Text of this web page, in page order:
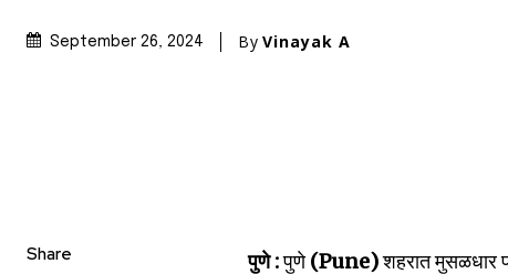
September 26, 2024 By Vinayak A
Share पुणे :पुणे(Pune)शहरात मुसळधार